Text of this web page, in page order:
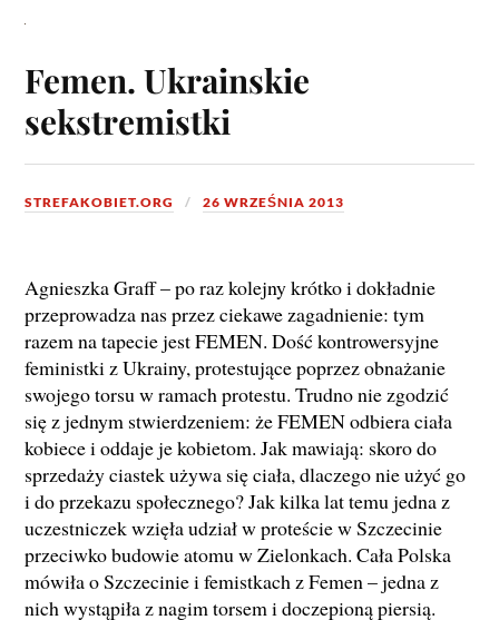
Femen. Ukrainskie
sekstremistki
STREFAKOBIET.ORG 26 WRZEŚNIA 2013
Agnieszka Graff – po raz kolejny krótko i dokładnie
przeprowadza nas przez ciekawe zagadnienie: tym
razem na tapecie jest FEMEN. Dość kontrowersyjne
feministki z Ukrainy, protestujące poprzez obnażanie
swojego torsu w ramach protestu. Trudno nie zgodzić
się z jednym stwierdzeniem: że FEMEN odbiera ciała
kobiece i oddaje je kobietom. Jak mawiają: skoro do
sprzedaży ciastek używa się ciała, dlaczego nie użyć go
i do przekazu społecznego? Jak kilka lat temu jedna z
uczestniczek wzięła udział w proteście w Szczecinie
przeciwko budowie atomu w Zielonkach. Cała Polska
mówiła o Szczecinie i femistkach z Femen – jedna z
nich wystąpiła z nagim torsem i doczepioną piersią.